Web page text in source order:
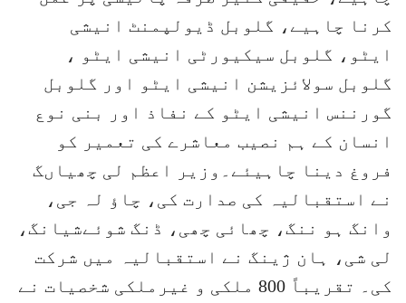
کرنا چاہیے، گلوبل ڈیولپمنٹ انیشی
ایٹو، گلوبل سیکیورٹی انیشی ایٹو ،
گلوبل سولائزیشن انیشی ایٹو اور گلوبل
گورننس انیشی ایٹو کے نفاذ اور بنی نوع
انسان کے ہم نصیب معاشرے کی تعمیر کو
فروغ دینا چاہیئے۔وزیر اعظم لی چھیاںگ
نے استقبالیہ کی صدارت کی، چاؤ لہ جی،
وانگ ہو ننگ، چھائی چھی، ڈنگ شوئےشیانگ،
لی شی، ہان ژینگ نے استقبالیہ میں شرکت
کی۔ تقریباً 800 ملکی و غیرملکی شخصیات نے